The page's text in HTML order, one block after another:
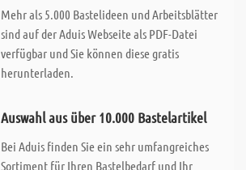
Mehr als 5.000 Bastelideen und Arbeitsblätter
sind auf der Aduis Webseite als PDF-Datei
verfügbar und Sie können diese gratis
herunterladen.
Auswahl aus über 10.000 Bastelartikel
Bei Aduis finden Sie ein sehr umfangreiches
Sortiment für Ihren Bastelbedarf und Ihr